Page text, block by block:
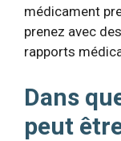
médicament
prenez avec
rapports
Dans
peut